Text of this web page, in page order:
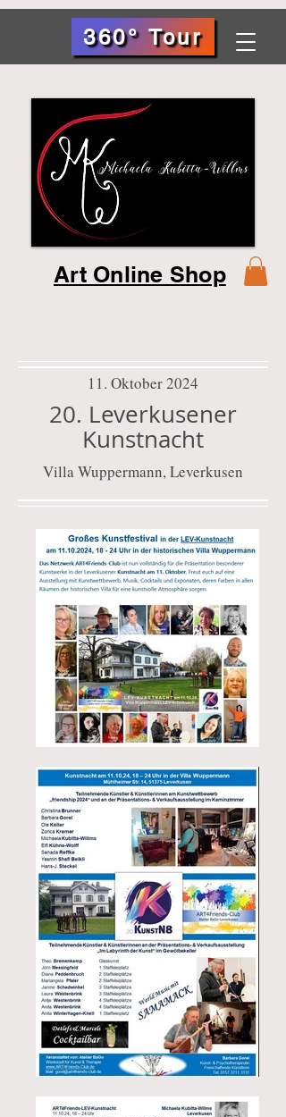
360° Tour
Art Online Shop
11. Oktober 2024
20. Leverkusener
Kunstnacht
Villa Wuppermann, Leverkusen